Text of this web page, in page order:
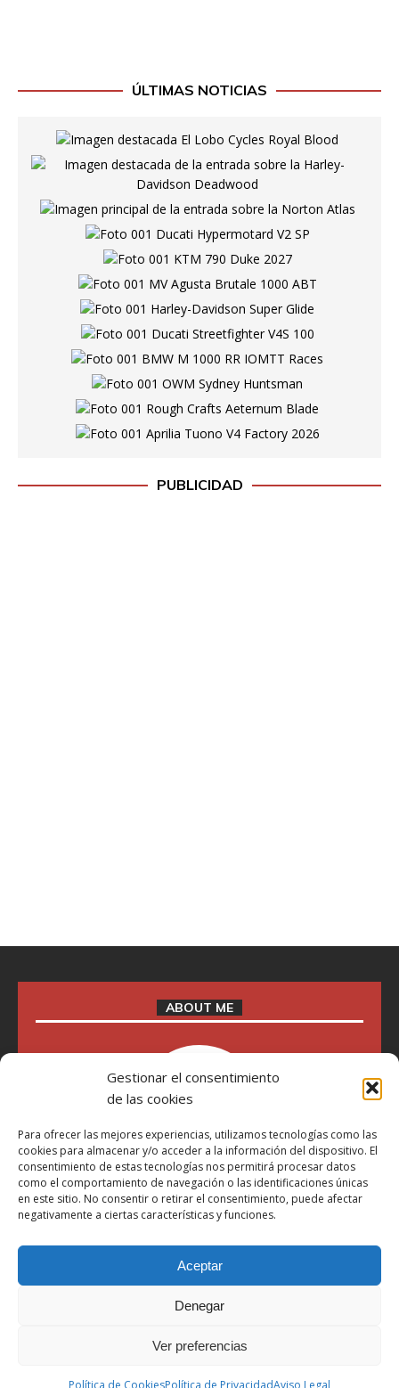
Gestionar el consentimiento
de las cookies
Para ofrecer las mejores experiencias, utilizamos tecnologías como las
cookies para almacenar y/o acceder a la información del dispositivo. El
consentimiento de estas tecnologías nos permitirá procesar datos
como el comportamiento de navegación o las identificaciones únicas
en este sitio. No consentir o retirar el consentimiento, puede afectar
negativamente a ciertas características y funciones.
Aceptar
Denegar
Ver preferencias
Política de CookiesPolítica de PrivacidadAviso Legal
ÚLTIMAS NOTICIAS
PUBLICIDAD
ABOUT ME
"Soy Manel Hospido, nací en Valencia en 1969 y desde el
año 2007 he escrito sobre motos en distintos medios.
Política de Cookies